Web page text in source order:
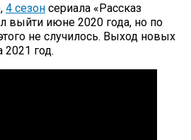
4 сезон сериала «Рассказ
выйти июне 2020 года, но по
не случилось. Выход новых
2021 год.